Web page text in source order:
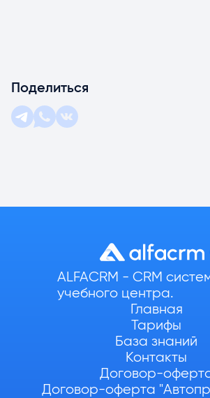
Поделиться
ALFACRM - CRM
учебного центра.
Главная
Тарифы
База знаний
Контакты
Договор-
Договор-оферта